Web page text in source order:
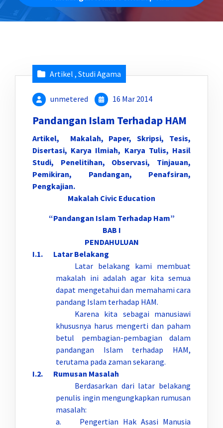
Artikel , Studi Agama
unmetered 16 Mar 2014
Pandangan Islam Terhadap HAM
Artikel, Makalah, Paper, Skripsi, Tesis,
Disertasi, Karya Ilmiah, Karya Tulis, Hasil
Studi, Penelitihan, Observasi, Tinjauan,
Pemikiran, Pandangan, Penafsiran,
Pengkajian.
Makalah Civic Education
“Pandangan Islam Terhadap Ham”
BAB I
PENDAHULUAN
I.1. Latar Belakang
Latar belakang kami membuat
makalah ini adalah agar kita semua
dapat mengetahui dan memahami cara
pandang Islam terhadap HAM.
Karena kita sebagai manusiawi
khususnya harus mengerti dan paham
betul pembagian-pembagian dalam
pandangan Islam terhadap HAM,
terutama pada zaman sekarang.
I.2. Rumusan Masalah
Berdasarkan dari latar belakang
penulis ingin mengungkapkan rumusan
masalah:
a. Pengertian Hak Asasi Manusia